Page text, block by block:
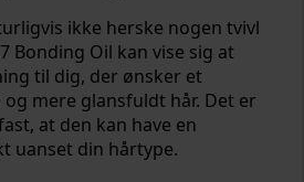
ikke herske nogen tvivl
Bonding Oil kan vise sig at
til dig, der ønsker et
mere glansfuldt hår. Det er
at den kan have en
uanset din hårtype.